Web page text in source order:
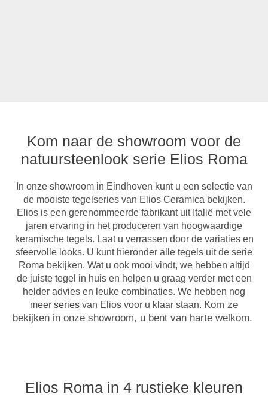
Kom naar de showroom voor de
natuursteenlook serie Elios Roma
In onze showroom in Eindhoven kunt u een selectie van
de mooiste tegelseries van Elios Ceramica bekijken.
Elios is een gerenommeerde fabrikant uit Italië met vele
jaren ervaring in het produceren van hoogwaardige
keramische tegels. Laat u verrassen door de variaties en
sfeervolle looks. U kunt hieronder alle tegels uit de serie
Roma bekijken. Wat u ook mooi vindt, we hebben altijd
de juiste tegel in huis en helpen u graag verder met een
helder advies en leuke combinaties. We hebben nog
meer series van Elios voor u klaar staan. Kom ze
bekijken in onze showroom, u bent van harte welkom.
Elios Roma in 4 rustieke kleuren